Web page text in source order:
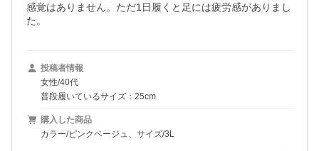
感覚はありません。ただ1日履くと足には疲労感がありまし
た。
投稿者情報
女性/40代
普段履いているサイズ：25cm
購入した商品
カラー/ピンクベージュ、サイズ/3L